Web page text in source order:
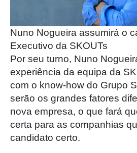
Nuno Nogueira assumirá o
Executivo da SKOUTs
Por seu turno, Nuno
experiência da equipa da
com o know-how do Grupo
serão os grandes fatores
nova empresa, o que fará
certa para as companhias
candidato certo.